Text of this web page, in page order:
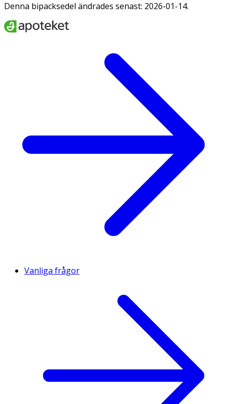
Denna bipacksedel ändrades senast: 2026-01-14.
Vanliga frågor